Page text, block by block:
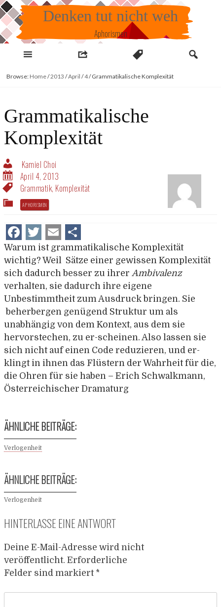
Skip
to
content
Denken tut nicht weh
Aphorismen
Browse: Home/2013 /April /4/Grammatikalische Komplexität
Grammatikalische
Komplexität
Kamiel Choi
April 4, 2013
Grammatik, Komplexität
APHORISMEN
Facebook
Twitter
Email
Warum ist grammatikalische Komplexität
wichtig? Weil Sätze einer gewissen Komplexität
sich dadurch besser zu ihrer Ambivalenz
verhalten, sie dadurch ihre eigene
Unbestimmtheit zum Ausdruck bringen. Sie
beherbergen genügend Struktur um als
unabhängig von dem Kontext, aus dem sie
hervorstechen, zu er-scheinen. Also lassen sie
sich nicht auf einen Code reduzieren, und er-
klingt in ihnen das Flüstern der Wahrheit für die,
die Ohren für sie haben – Erich Schwalkmann,
Österreichischer Dramaturg
ÄHNLICHE BEITRÄGE:
Verlogenheit
ÄHNLICHE BEITRÄGE:
Verlogenheit
HINTERLASSE EINE ANTWORT
Deine E-Mail-Adresse wird nicht
veröffentlicht. Erforderliche
Felder sind markiert *